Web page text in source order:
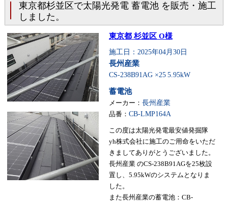
東京都杉並区で太陽光発電 蓄電池 を販売・施工
しました。
東京都 杉並区 O様
施工日：2025年04月30日
長州産業
CS-238B91AG ×25 5.95kW
蓄電池
メーカー： 長州産業
品番： CB-LMP164A
この度は太陽光発電最安値発掘隊
yh株式会社に施工のご用命をいただ
きましてありがとうございました。
長州産業 のCS-238B91AGを25枚設
置し、5.95kWのシステムとなりま
した。
また長州産業の蓄電池：CB-